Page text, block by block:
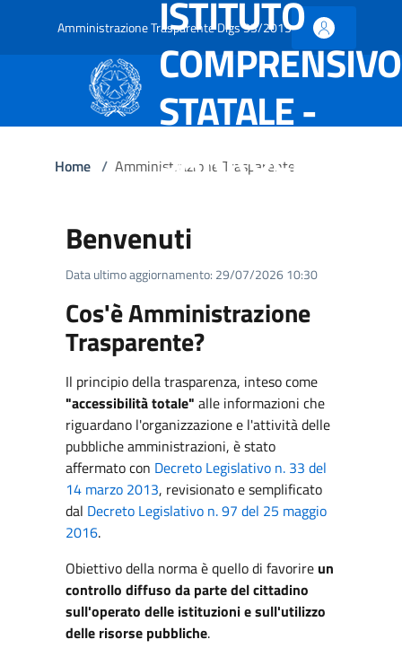
Amministrazione Trasparente Dlgs 33/2013
ISTITUTO
COMPRENSIVO
STATALE -
SARROCH
Home / Amministrazione Trasparente
Benvenuti
Data ultimo aggiornamento: 29/07/2026 10:30
Cos'è Amministrazione
Trasparente?
Il principio della trasparenza, inteso come
"accessibilità totale" alle informazioni che
riguardano l'organizzazione e l'attività delle
pubbliche amministrazioni, è stato
affermato con Decreto Legislativo n. 33 del
14 marzo 2013, revisionato e semplificato
dal Decreto Legislativo n. 97 del 25 maggio
2016.
Obiettivo della norma è quello di favorire un
controllo diffuso da parte del cittadino
sull'operato delle istituzioni e sull'utilizzo
delle risorse pubbliche.